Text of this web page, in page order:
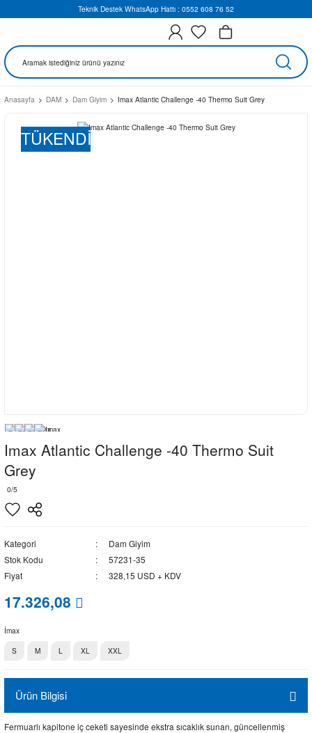
Teknik Destek WhatsApp Hattı : 0552 608 76 52
Anasayfa DAM Dam Giyim Imax Atlantic Challenge -40 Thermo Suit Grey
TÜKENDİ
Imax Atlantic Challenge -40 Thermo Suit
Grey
0/5
Kategori
Dam Giyim
Stok Kodu
57231-35
Fiyat
328,15 USD + KDV
17.326,08
İmax
S
M L XL XXL
Ürün Bilgisi
Fermuarlı kapitone iç ceketi sayesinde ekstra sıcaklık sunan, güncellenmiş